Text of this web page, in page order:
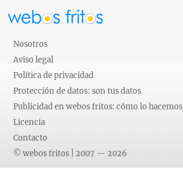
Nosotros
Aviso legal
Política de privacidad
Protección de datos: son tus datos
Publicidad en webos fritos: cómo lo hacemos
Licencia
Contacto
© webos fritos | 2007 — 2026